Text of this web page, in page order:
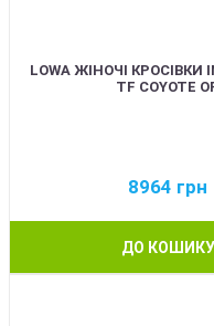
LOWA ЖІНОЧІ КРОСІВКИ
TF COYOTE
8964 грн
ДО КОШИКУ